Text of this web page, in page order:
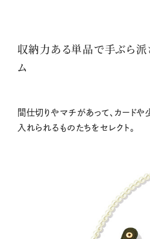
収納力ある単品で手ぶら派
ム
間仕切りやマチがあって、カードや
入れられるものたちをセレクト。